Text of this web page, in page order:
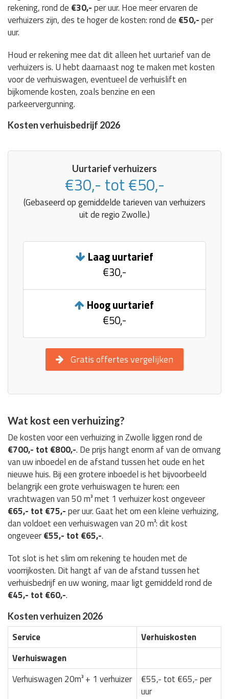
rekening, rond de €30,-per uur. Hoe meer ervaren de
verhuizers zijn, des te hoger de kosten: rond de €50,-per
uur.
Houd er rekening mee dat dit alleen het uurtarief van de
verhuizers is. U hebt daarnaast nog te maken met kosten
voor de verhuiswagen, eventueel de verhuislift en
bijkomende kosten, zoals benzine en een
parkeervergunning.
Kosten verhuisbedrijf 2026
Uurtarief verhuizers
€30,- tot €50,-
(Gebaseerd op gemiddelde tarieven van verhuizers
uit de regio Zwolle.)
Laag uurtarief
€30,-
Hoog uurtarief
€50,-
Gratis offertes vergelijken
Wat kost een verhuizing?
De kosten voor een verhuizing in Zwolle liggen rond de
€700,- tot €800,-. De prijs hangt enorm af van de omvang
van uw inboedel en de afstand tussen het oude en het
nieuwe huis. Bij een grotere inboedel is het bijvoorbeeld
belangrijk een grote verhuiswagen te huren: een
vrachtwagen van 50 m³ met 1 verhuizer kost ongeveer
€65,- tot €75,-per uur. Gaat het om een kleine verhuizing,
dan voldoet een verhuiswagen van 20 m³: dit kost
ongeveer€55,- tot €65,-.
Tot slot is het slim om rekening te houden met de
voorrijkosten. Dit hangt af van de afstand tussen het
verhuisbedrijf en uw woning, maar ligt gemiddeld rond de
€45,- tot €60,-.
Kosten verhuizen 2026
Service
Verhuiskosten
Verhuiswagen
Verhuiswagen 20m³ + 1 verhuizer
€55,- tot €65,- per
uur